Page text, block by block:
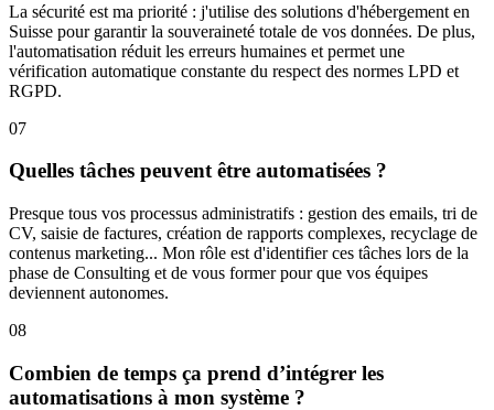
La sécurité est ma priorité : j'utilise des solutions d'hébergement en
Suisse pour garantir la souveraineté totale de vos données. De plus,
l'automatisation réduit les erreurs humaines et permet une
vérification automatique constante du respect des normes LPD et
RGPD.
07
Quelles tâches peuvent être automatisées ?
Presque tous vos processus administratifs : gestion des emails, tri de
CV, saisie de factures, création de rapports complexes, recyclage de
contenus marketing... Mon rôle est d'identifier ces tâches lors de la
phase de Consulting et de vous former pour que vos équipes
deviennent autonomes.
08
Combien de temps ça prend d’intégrer les
automatisations à mon système ?